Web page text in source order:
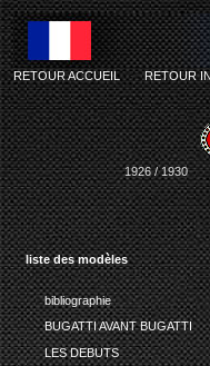
liste des modèles
bibliographie
BUGATTI AVANT BUGATTI
LES DEBUTS
RETOUR ACCUEIL-RETOUR
1926 / 1930